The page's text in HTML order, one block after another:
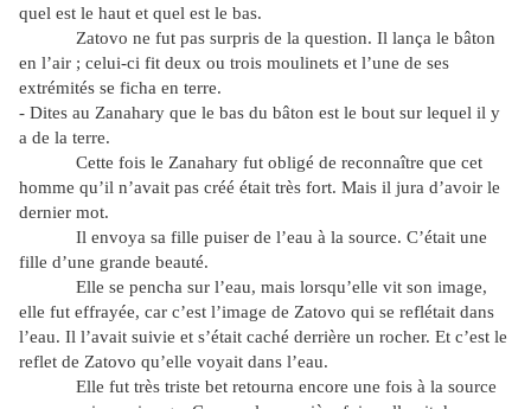
quel est le haut et quel est le bas.
Zatovo ne fut pas surpris de la question. Il lança le bâton
en l’air ; celui-ci fit deux ou trois moulinets et l’une de ses
extrémités se ficha en terre.
- Dites au Zanahary que le bas du bâton est le bout sur lequel il y
a de la terre.
Cette fois le Zanahary fut obligé de reconnaître que cet
homme qu’il n’avait pas créé était très fort. Mais il jura d’avoir le
dernier mot.
Il envoya sa fille puiser de l’eau à la source. C’était une
fille d’une grande beauté.
Elle se pencha sur l’eau, mais lorsqu’elle vit son image,
elle fut effrayée, car c’est l’image de Zatovo qui se reflétait dans
l’eau. Il l’avait suivie et s’était caché derrière un rocher. Et c’est le
reflet de Zatovo qu’elle voyait dans l’eau.
Elle fut très triste bet retourna encore une fois à la source